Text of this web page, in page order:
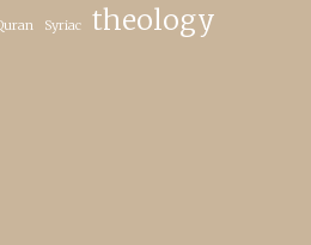
Syriac theology